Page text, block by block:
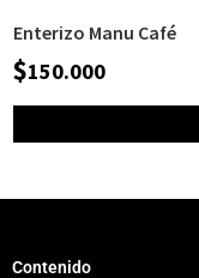
Enterizo Manu Café
$150.000
Contenido